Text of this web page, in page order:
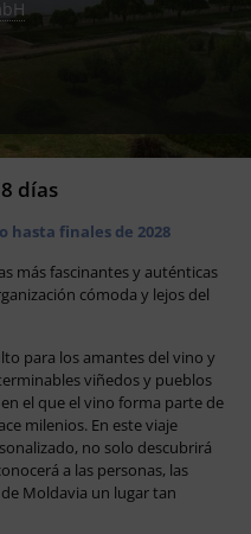
días
finales de 2028
más fascinantes y auténticas
cómoda y lejos del
para los amantes del vino y
viñedos y pueblos
el que el vino forma parte de
milenios. En este viaje
no solo descubrirá
a las personas, las
Moldavia un lugar tan